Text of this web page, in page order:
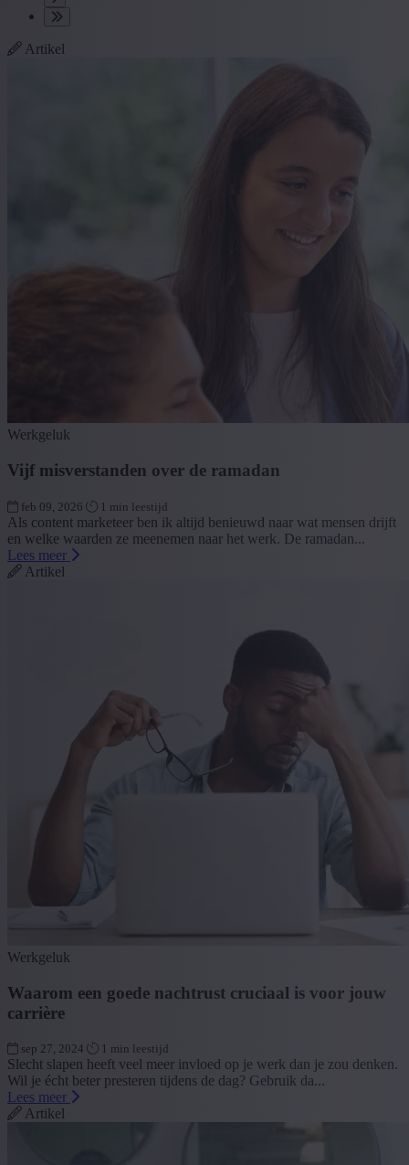
Artikel
Werkgeluk
Vijf misverstanden over de ramadan
feb 09, 2026 1 min leestijd
Als content marketeer ben ik altijd benieuwd naar wat mensen drijft
en welke waarden ze meenemen naar het werk. De ramadan...
Lees meer
Artikel
Werkgeluk
Waarom een goede nachtrust cruciaal is voor jouw
carrière
sep 27, 2024 1 min leestijd
Slecht slapen heeft veel meer invloed op je werk dan je zou denken.
Wil je écht beter presteren tijdens de dag? Gebruik da...
Lees meer
Artikel